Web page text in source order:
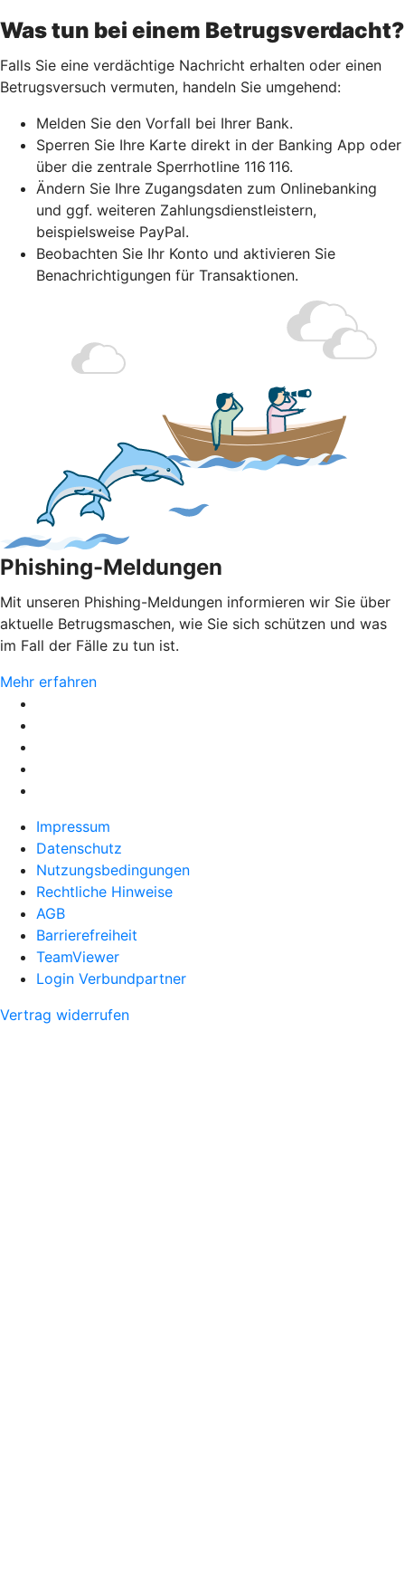
Was tun bei einem Betrugsverdacht?
Falls Sie eine verdächtige Nachricht erhalten oder einen
Betrugsversuch vermuten, handeln Sie umgehend:
Melden Sie den Vorfall bei Ihrer Bank.
Sperren Sie Ihre Karte direkt in der Banking App oder
über die zentrale Sperrhotline 116 116.
Ändern Sie Ihre Zugangsdaten zum Onlinebanking
und ggf. weiteren Zahlungsdienstleistern,
beispielsweise PayPal.
Beobachten Sie Ihr Konto und aktivieren Sie
Benachrichtigungen für Transaktionen.
Phishing-Meldungen
Mit unseren Phishing-Meldungen informieren wir Sie über
aktuelle Betrugsmaschen, wie Sie sich schützen und was
im Fall der Fälle zu tun ist.
Mehr erfahren
Impressum
Datenschutz
Nutzungsbedingungen
Rechtliche Hinweise
AGB
Barrierefreiheit
TeamViewer
Login Verbundpartner
Vertrag widerrufen